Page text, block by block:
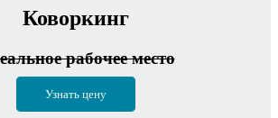
Коворкинг
рабочее место
Узнать цену